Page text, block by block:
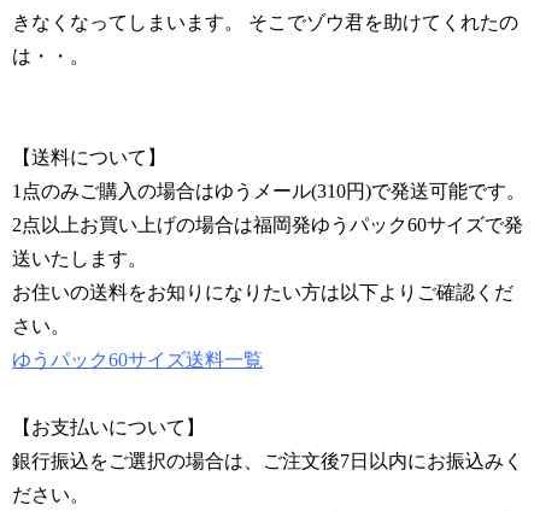
きなくなってしまいます。 そこでゾウ君を助けてくれたの
は・・。
【送料について】
1点のみご購入の場合はゆうメール(310円)で発送可能です。
2点以上お買い上げの場合は福岡発ゆうパック60サイズで発
送いたします。
お住いの送料をお知りになりたい方は以下よりご確認くだ
さい。
ゆうパック60サイズ送料一覧
【お支払いについて】
銀行振込をご選択の場合は、ご注文後7日以内にお振込みく
ださい。